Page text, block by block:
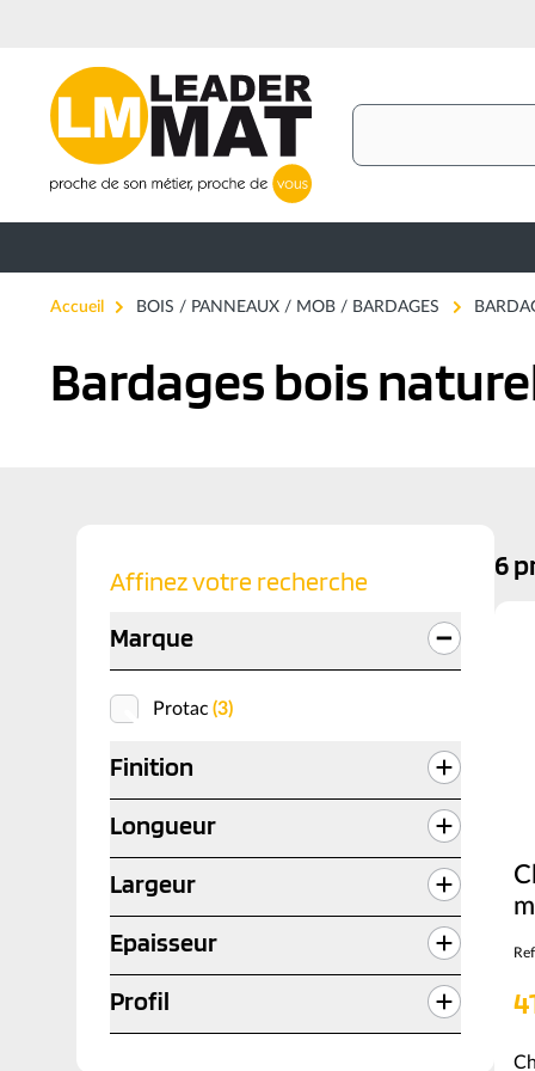
principal
Accueil BOIS / PANNEAUX / MOB / BARDAGES
Bardages bois
Affinez votre recherche
Marque
Protac (3)
Finition
Longueur
Largeur
Epaisseur
Profil
6